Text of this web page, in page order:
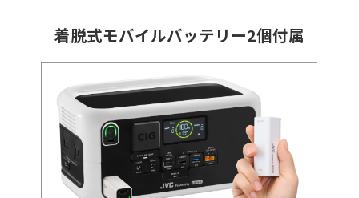
着脱式モバイルバッテリー2個付属